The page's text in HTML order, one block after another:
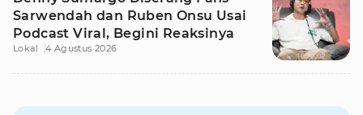
Sarwendah dan Ruben Onsu Usai
Podcast Viral, Begini Reaksinya
Lokal 4 Agustus 2026